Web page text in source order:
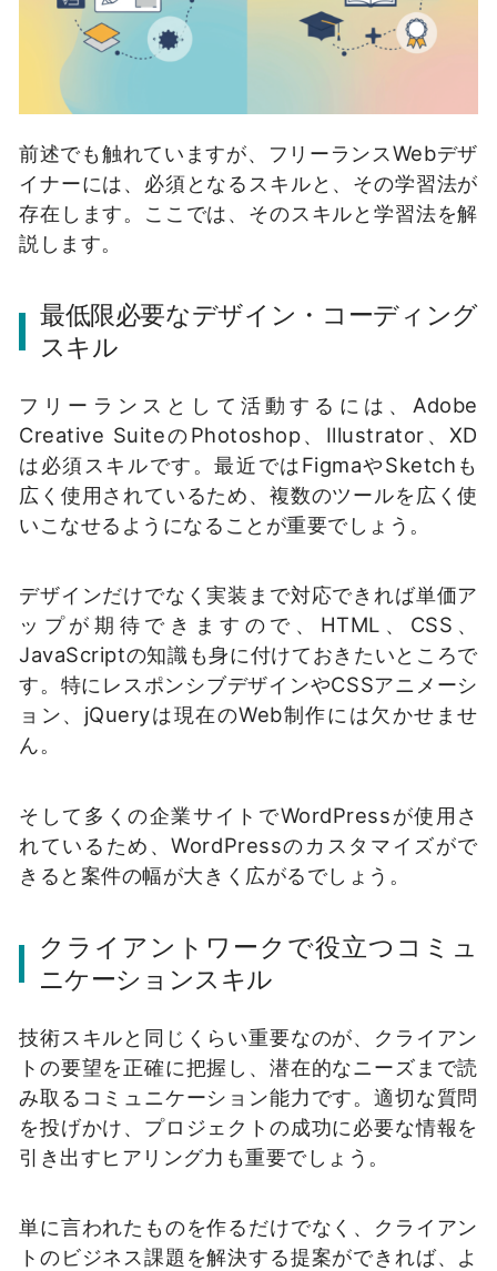
前述でも触れていますが、フリーランスWebデザ
イナーには、必須となるスキルと、その学習法が
存在します。ここでは、そのスキルと学習法を解
説します。
最低限必要なデザイン・コーディング
スキル
フリーランスとして活動するには、Adobe
Creative SuiteのPhotoshop、Illustrator、XD
は必須スキルです。最近ではFigmaやSketchも
広く使用されているため、複数のツールを広く使
いこなせるようになることが重要でしょう。
デザインだけでなく実装まで対応できれば単価ア
ップが期待できますので、HTML、CSS、
JavaScriptの知識も身に付けておきたいところで
す。特にレスポンシブデザインやCSSアニメーシ
ョン、jQueryは現在のWeb制作には欠かせませ
ん。
そして多くの企業サイトでWordPressが使用さ
れているため、WordPressのカスタマイズがで
きると案件の幅が大きく広がるでしょう。
クライアントワークで役立つコミュ
ニケーションスキル
技術スキルと同じくらい重要なのが、クライアン
トの要望を正確に把握し、潜在的なニーズまで読
み取るコミュニケーション能力です。適切な質問
を投げかけ、プロジェクトの成功に必要な情報を
引き出すヒアリング力も重要でしょう。
単に言われたものを作るだけでなく、クライアン
トのビジネス課題を解決する提案ができれば、よ